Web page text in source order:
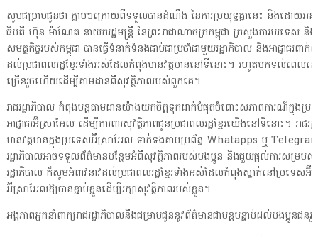
សូមជម្រាបជូនថា ភ្លាមៗក្រោយពីទទួលបានដំណឹង នៃការប្រយុទ្ធគ្នានេះ និងដោយអនុ
ធិបតី ហ៊ុន ម៉ាណែត នាយករដ្ឋមន្ត្រី នៃព្រះរាជាណាចក្រកម្ពុជា ក្រសួងការបរទេស និង
សមត្ថកិច្ចរបស់កម្ពុជា បានធ្វើទំនាក់ទំនងជាប់ជាប្រចាំជាមួយរដ្ឋាភិបាល និងអាជ្ញាធរព
ដល់ប្រជាពលរដ្ឋខ្មែរទាំងអស់ដែលកំពុងមានវត្តមាននៅទីនោះ។ រហូតមកទល់ពេលនេ
ច្រើនរួចហើយដើម្បីតាមដានពីសុវត្ថិភាពរបស់ពួកគេ។
រាជរដ្ឋាភិបាល កំពុងបន្តតាមដានយ៉ាងយកចិត្តទុកដាក់បំផុតចំពោះសភាពការណ៍ក្នុង
អាជ្ញាធរអ៊ីស្រាអែល ដើម្បីការពារសុវត្ថិភាពជូនប្រជាពលរដ្ឋខ្មែរយើងនៅទីនោះ។ រា
មានវត្តមានក្នុងប្រទេសអ៊ីស្រាអែល ទាក់ទងតាមប្រព័ន្ធ Whatapps ឬ
រដ្ឋាភិបាលអាចទទួលព័ត៌មានបន្ថែមអំពីសុវត្ថិភាពរបស់បងប្អូន និងជួយផ្ដល់ការសម្រប
រដ្ឋាភិបាល ក៏សូមអំពាវនាវដល់ប្រជាពលរដ្ឋខ្មែរទាំងអស់ដែលកំពុងស្នាក់នៅប្រទេសអ៊ីស្
អ៊ីស្រាអែលឱ្យបានខ្ជាប់ខ្ជួនដើម្បីរក្សាសុវត្ថិភាពរបស់ខ្លួន។
អង្គភាពអ្នកនាំពាក្យរាជរដ្ឋាភិបាលនឹងជម្រាបជូននូវព័ត៌មានជាបន្តបន្ទាប់ដល់បងប្អូនជ